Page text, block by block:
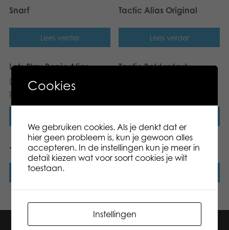
Snarf
Lees verder
Tactic Alias Original
Lees verder
Lets Play Panic Alias
Dit product is uit
productie.
Tactic Balderdash
Junior Party Alias
Lees verder
Tactic Alias Original
Cookies
We gebruiken cookies. Als je denkt dat er
hier geen probleem is, kun je gewoon alles
accepteren. In de instellingen kun je meer in
detail kiezen wat voor soort cookies je wilt
toestaan.
Instellingen